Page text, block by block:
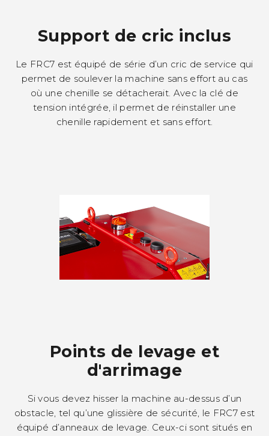
Support de cric inclus
Le FRC7 est équipé de série d’un cric de service qui
permet de soulever la machine sans effort au cas
où une chenille se détacherait. Avec la clé de
tension intégrée, il permet de réinstaller une
chenille rapidement et sans effort.
Points de levage et
d'arrimage
Si vous devez hisser la machine au-dessus d’un
obstacle, tel qu’une glissière de sécurité, le FRC7 est
équipé d’anneaux de levage. Ceux-ci sont situés en